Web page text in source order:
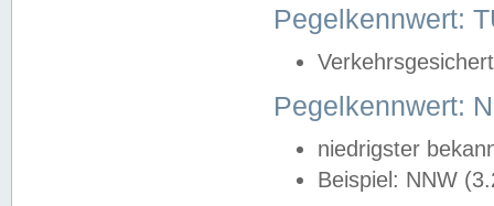
Pegelkennwert:
Pegelkennwert:
niedrigster
Beispiel: NNW